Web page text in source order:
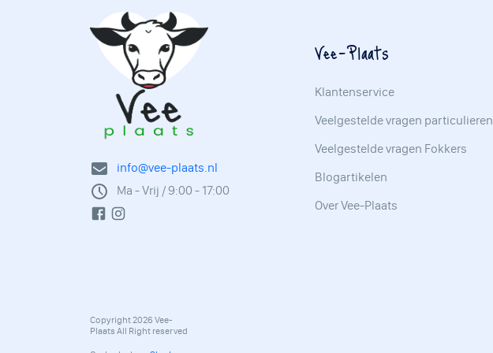
info@vee-plaats.nl
Ma - Vrij / 9:00 - 17:00
Copyright 2026 Vee-
Plaats All Right reserved
Vee-Plaats
Klantenservice
Veelgestelde vragen particulieren
Veelgestelde vragen Fokkers
Blogartikelen
Over Vee-Plaats